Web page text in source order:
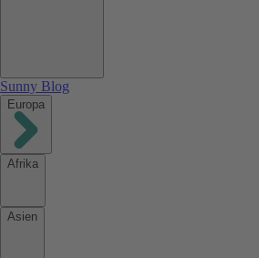
Sunny Blog
Europa
Afrika
Asien